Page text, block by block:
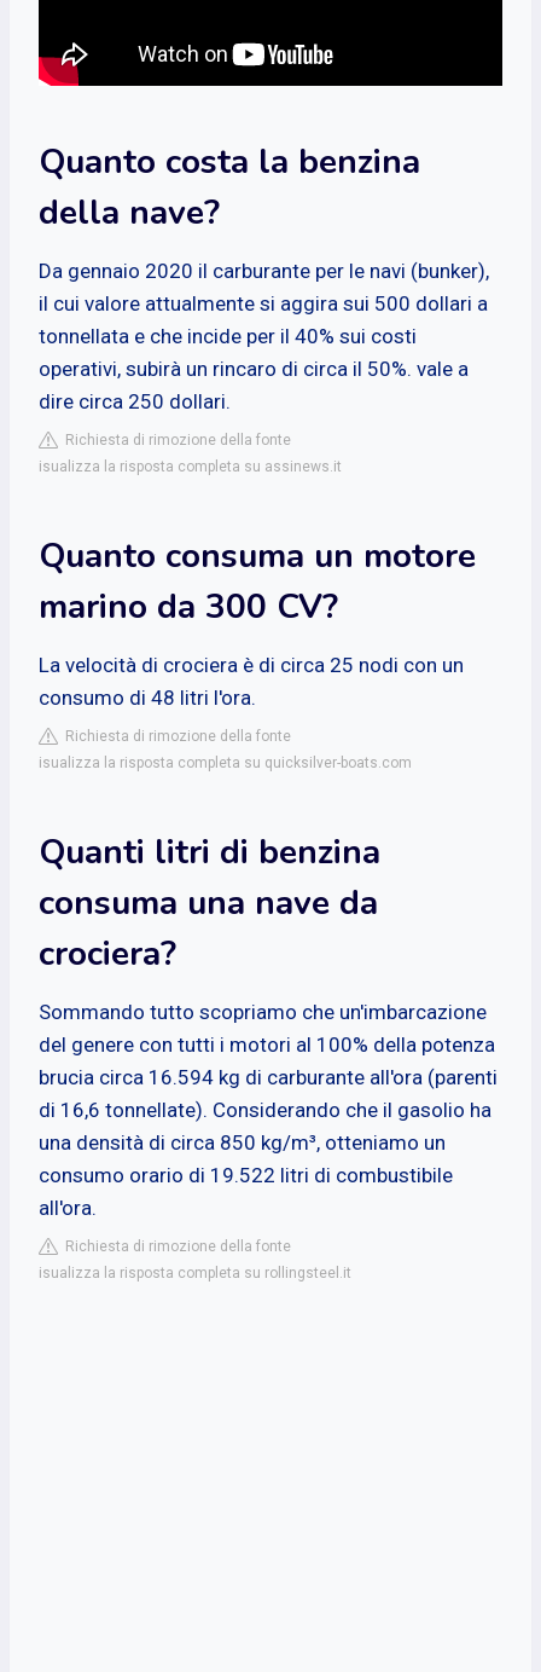
Quanto costa la benzina
della nave?
Da gennaio 2020 il carburante per le navi (bunker),
il cui valore attualmente si aggira sui 500 dollari a
tonnellata e che incide per il 40% sui costi
operativi, subirà un rincaro di circa il 50%. vale a
dire circa 250 dollari.
Richiesta di rimozione della fonte
isualizza la risposta completa su assinews.it
Quanto consuma un motore
marino da 300 CV?
La velocità di crociera è di circa 25 nodi con un
consumo di 48 litri l'ora.
Richiesta di rimozione della fonte
isualizza la risposta completa su quicksilver-boats.com
Quanti litri di benzina
consuma una nave da
crociera?
Sommando tutto scopriamo che un'imbarcazione
del genere con tutti i motori al 100% della potenza
brucia circa 16.594 kg di carburante all'ora (parenti
di 16,6 tonnellate). Considerando che il gasolio ha
una densità di circa 850 kg/m³, otteniamo un
consumo orario di 19.522 litri di combustibile
all'ora.
Richiesta di rimozione della fonte
isualizza la risposta completa su rollingsteel.it